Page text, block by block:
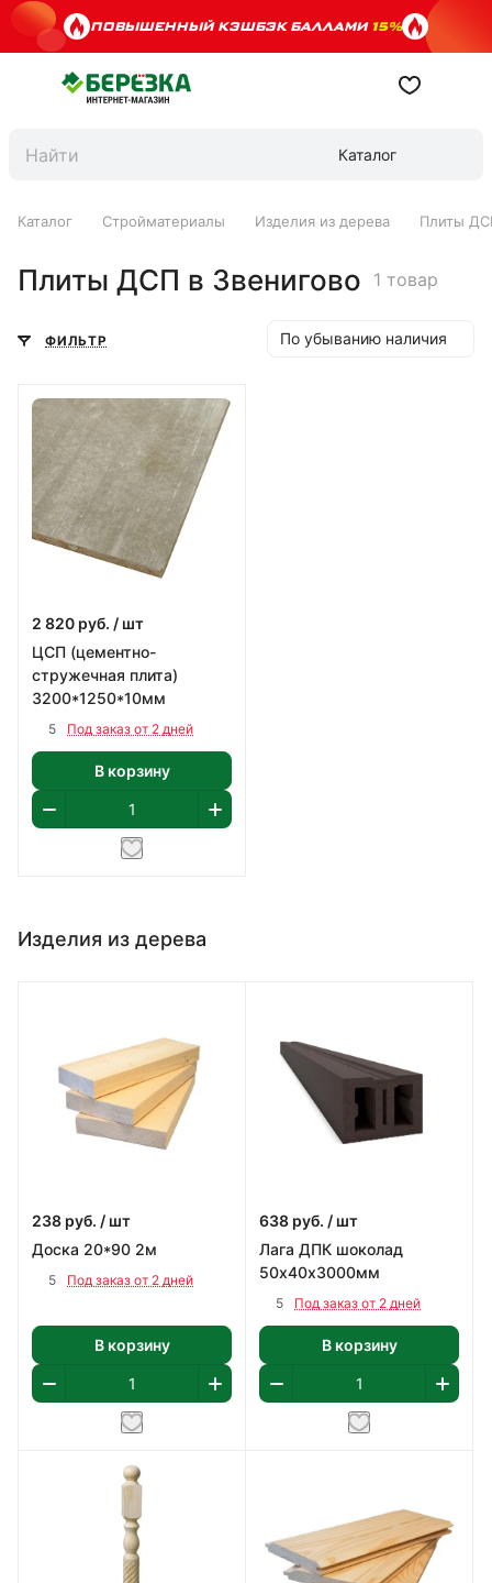
ПОВЫШЕННЫЙ КЭШБЭК БАЛЛАМИ15%
Каталог
Каталог Стройматериалы Изделия из дерева Плиты
Плиты ДСП в Звенигово 1 товар
ФИЛЬТР По убыванию наличия
2 820 руб. / шт
ЦСП (цементно-
стружечная плита)
3200*1250*10мм
5 Под заказ от 2 дней
В корзину
Изделия из дерева
238 руб. / шт
Доска 20*90 2м
5 Под заказ от 2 дней
В корзину
638 руб. / шт
Лага ДПК шоколад
50х40х3000мм
5 Под заказ от 2 дней
В корзину